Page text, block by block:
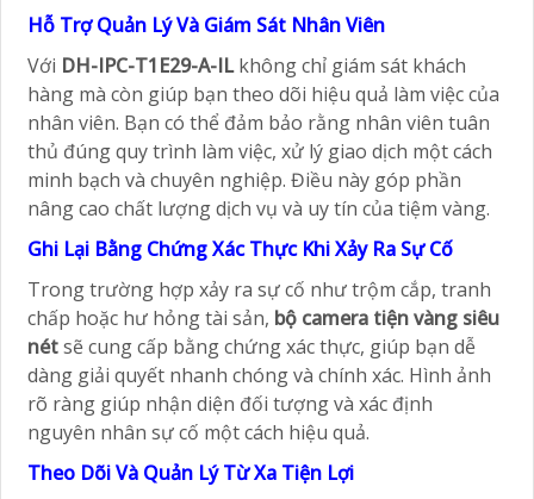
Hỗ Trợ Quản Lý Và Giám Sát Nhân Viên
Với DH-IPC-T1E29-A-ILkhông chỉ giám sát khách
hàng mà còn giúp bạn theo dõi hiệu quả làm việc của
nhân viên. Bạn có thể đảm bảo rằng nhân viên tuân
thủ đúng quy trình làm việc, xử lý giao dịch một cách
minh bạch và chuyên nghiệp. Điều này góp phần
nâng cao chất lượng dịch vụ và uy tín của tiệm vàng.
Ghi Lại Bằng Chứng Xác Thực Khi Xảy Ra Sự Cố
Trong trường hợp xảy ra sự cố như trộm cắp, tranh
chấp hoặc hư hỏng tài sản, bộ camera tiện vàng siêu
nétsẽ cung cấp bằng chứng xác thực, giúp bạn dễ
dàng giải quyết nhanh chóng và chính xác. Hình ảnh
rõ ràng giúp nhận diện đối tượng và xác định
nguyên nhân sự cố một cách hiệu quả.
Theo Dõi Và Quản Lý Từ Xa Tiện Lợi